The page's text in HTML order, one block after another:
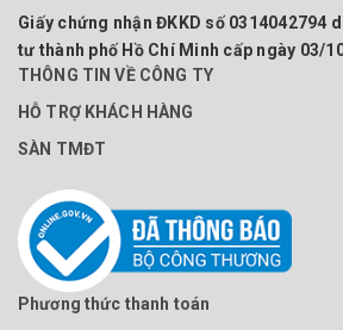
Giấy chứng nhận ĐKKD số 0314042794
tư thành phố Hồ Chí Minh cấp ngày 03/
THÔNG TIN VỀ CÔNG TY
HỖ TRỢ KHÁCH HÀNG
SÀN TMĐT
Phương thức thanh toán